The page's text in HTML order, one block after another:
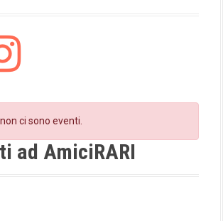
g
a
m
ci sono eventi.
ad AmiciRARI